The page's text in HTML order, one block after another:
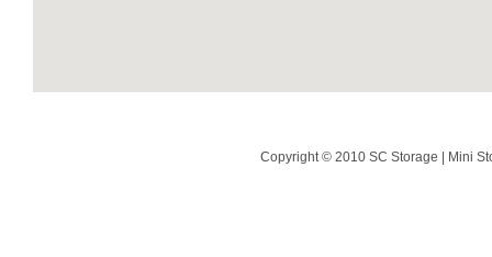
Copyright © 2010 SC Storage | Mini